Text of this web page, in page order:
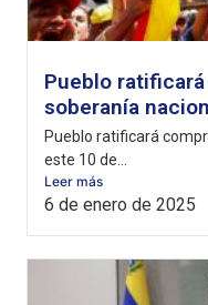
Pueblo
soberanía
Pueblo ratificará
este 10 de...
Leer más
6 de enero de 2025